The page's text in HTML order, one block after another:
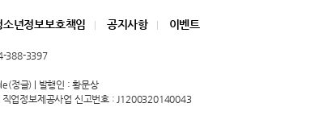
소년정보보호책임 공지사항 이벤트
388-3397
정글) | 발행인 : 황문상
업정보제공사업 신고번호 : J1200320140043